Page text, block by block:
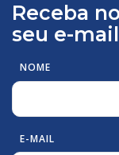
Receba
seu e-mail
NOME
E-MAIL